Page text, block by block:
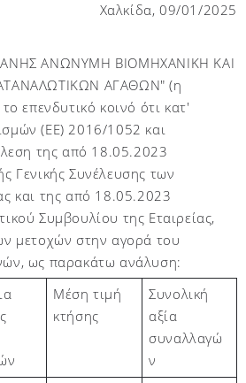
Χαλκίδα, 09/01/2025
ΑΝΩΝΥΜΗ ΒΙΟΜΗΧΑΝΙΚΗ ΚΑΙ
ΑΓΑΘΩΝ" (η
επενδυτικό κοινό ότι κατ'
(ΕΕ) 2016/1052 και
της από 18.05.2023
Γενικής Συνέλευσης των
και της από 18.05.2023
Συμβουλίου της Εταιρείας,
μετοχών στην αγορά του
ως παρακάτω ανάλυση:
Μέση τιμή
κτήσης
Συνολική
αξία
συναλλαγώ
ν